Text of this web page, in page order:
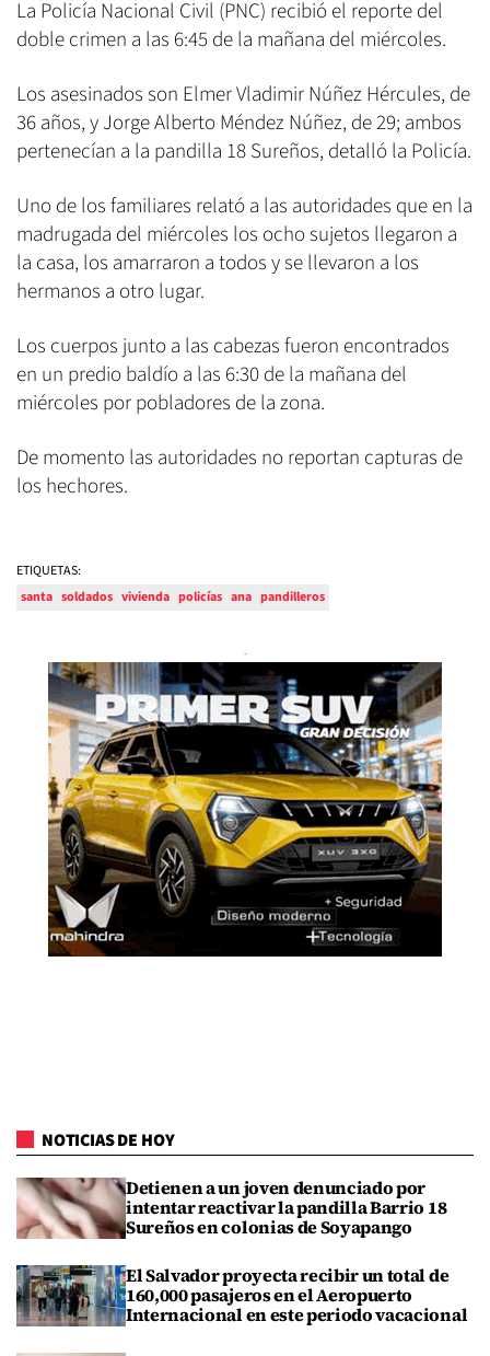
La Policía Nacional Civil (PNC) recibió el reporte del
doble crimen a las 6:45 de la mañana del miércoles.
Los asesinados son Elmer Vladimir Núñez Hércules, de
36 años, y Jorge Alberto Méndez Núñez, de 29; ambos
pertenecían a la pandilla 18 Sureños, detalló la Policía.
Uno de los familiares relató a las autoridades que en la
madrugada del miércoles los ocho sujetos llegaron a
la casa, los amarraron a todos y se llevaron a los
hermanos a otro lugar.
Los cuerpos junto a las cabezas fueron encontrados
en un predio baldío a las 6:30 de la mañana del
miércoles por pobladores de la zona.
De momento las autoridades no reportan capturas de
los hechores.
ETIQUETAS:
santa soldados vivienda policías ana pandilleros
NOTICIAS DE HOY
Detienen a un joven denunciado por
intentar reactivar la pandilla Barrio 18
Sureños en colonias de Soyapango
El Salvador proyecta recibir un total de
160,000 pasajeros en el Aeropuerto
Internacional en este periodo vacacional